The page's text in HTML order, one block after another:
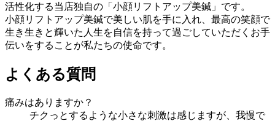
活性化する当店独自の「小顔リフトアップ美鍼」です。
小顔リフトアップ美鍼で美しい肌を手に入れ、最高の笑顔で
生き生きと輝いた人生を自信を持って過ごしていただくお手
伝いをすることが私たちの使命です。
よくある質問
痛みはありますか？
チクっとするような小さな刺激は感じますが、我慢で